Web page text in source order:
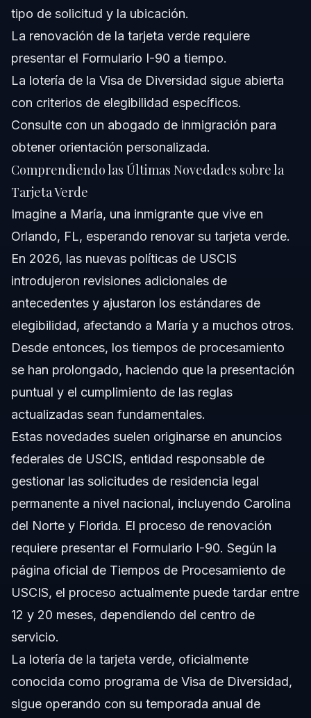
¿Qué documentos se necesitan para renovar la tarjeta
tarjeta verde?
Fuentes y Referencias
tipo de solicitud y la ubicación.
La renovación de la tarjeta verde requiere
presentar el Formulario I-90 a tiempo.
La lotería de la Visa de Diversidad sigue abierta
con criterios de elegibilidad específicos.
Consulte con un abogado de inmigración para
obtener orientación personalizada.
Comprendiendo las Últimas Novedades sobre la
Tarjeta Verde
Imagine a María, una inmigrante que vive en
Orlando, FL, esperando renovar su tarjeta verde.
En 2026, las nuevas políticas de USCIS
introdujeron revisiones adicionales de
antecedentes y ajustaron los estándares de
elegibilidad, afectando a María y a muchos otros.
Desde entonces, los tiempos de procesamiento
se han prolongado, haciendo que la presentación
puntual y el cumplimiento de las reglas
actualizadas sean fundamentales.
Estas novedades suelen originarse en anuncios
federales de USCIS, entidad responsable de
gestionar las solicitudes de residencia legal
permanente a nivel nacional, incluyendo Carolina
del Norte y Florida. El proceso de renovación
requiere presentar el Formulario I-90. Según la
página oficial de Tiempos de Procesamiento de
USCIS, el proceso actualmente puede tardar entre
12 y 20 meses, dependiendo del centro de
servicio.
La lotería de la tarjeta verde, oficialmente
conocida como programa de Visa de Diversidad,
sigue operando con su temporada anual de